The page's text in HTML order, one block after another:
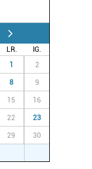
LR.
IG.
1 2
8 9
15 16
22 23
29 30